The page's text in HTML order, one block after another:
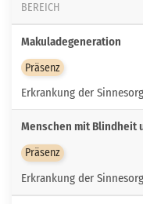
BEREICH
Makuladegeneration
Präsenz
Erkrankung der
Menschen mit Blindheit
Präsenz
Erkrankung der